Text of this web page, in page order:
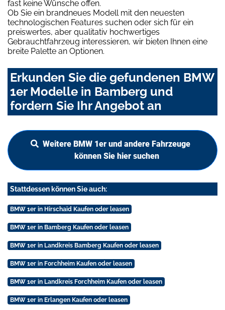
fast keine Wünsche offen.
Ob Sie ein brandneues Modell mit den neuesten
technologischen Features suchen oder sich für ein
preiswertes, aber qualitativ hochwertiges
Gebrauchtfahrzeug interessieren, wir bieten Ihnen eine
breite Palette an Optionen.
Erkunden Sie die gefundenen BMW
1er Modelle in Bamberg und
fordern Sie Ihr Angebot an
Weitere BMW 1er und andere Fahrzeuge
können Sie hier suchen
Stattdessen können Sie auch:
BMW 1er in Hirschaid Kaufen oder leasen
BMW 1er in Bamberg Kaufen oder leasen
BMW 1er in Landkreis Bamberg Kaufen oder leasen
BMW 1er in Forchheim Kaufen oder leasen
BMW 1er in Landkreis Forchheim Kaufen oder leasen
BMW 1er in Erlangen Kaufen oder leasen